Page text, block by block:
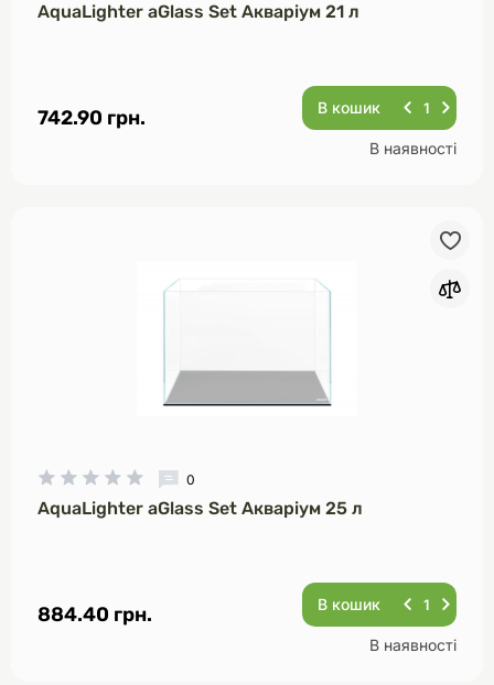
AquaLighter aGlass Set Акваріум 21 л
742.90 грн. В кошик
В наявності
0
AquaLighter aGlass Set Акваріум 25 л
884.40 грн. В кошик
В наявності